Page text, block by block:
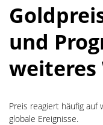
und
weiteres
Preis reagiert häufig
globale Ereignisse.